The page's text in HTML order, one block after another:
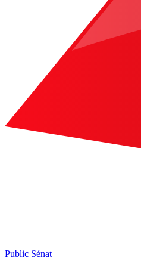
Public Sénat